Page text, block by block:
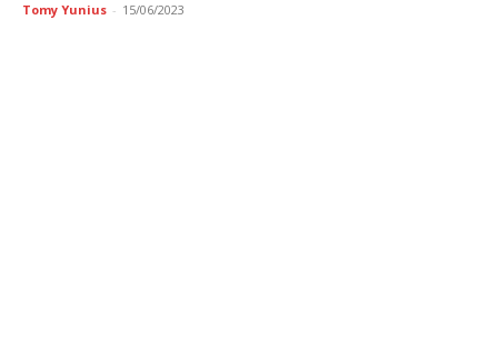
Tomy Yunius - 15/06/2023